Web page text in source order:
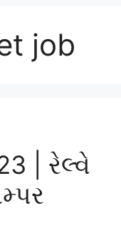
job
| રેલ્વે